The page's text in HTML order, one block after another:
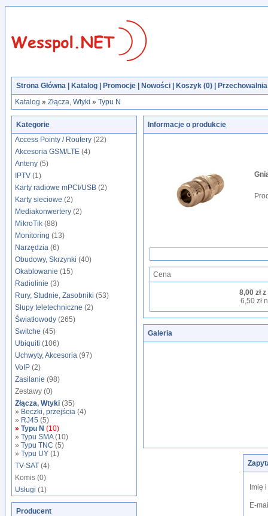
Strona Główna Katalog Promocje Nowości Koszyk (0)
Katalog » Złącza, Wtyki » Typu N
Kategorie
Access Pointy / Routery (22)
Akcesoria GSM/LTE (4)
Anteny (5)
IPTV (1)
Karty radiowe mPCI/USB (2)
Karty sieciowe (2)
Mediakonwertery (2)
MikroTik (88)
Monitoring (13)
Narzędzia (6)
Obudowy, Skrzynki (40)
Okablowanie (15)
Radiolinie (3)
Rury, Studnie, Zasobniki (53)
Słupy teletechniczne (2)
Światłowody (265)
Switche (45)
Ubiquiti (106)
Uchwyty, Akcesoria (97)
VoIP (2)
Zasilanie (98)
Zestawy (0)
Złącza, Wtyki (35)
» Beczki, przejścia (4)
» RJ45 (5)
» Typu N (10)
» Typu SMA(10)
» Typu TNC (5)
» Typu UY (1)
TV-SAT (4)
Komis (0)
Usługi (1)
Producent
Informacje o produkcie
Cena
8,00 zł z
6,50 zł
Galeria
Imię
E-